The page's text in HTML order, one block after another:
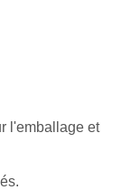
l'emballage et